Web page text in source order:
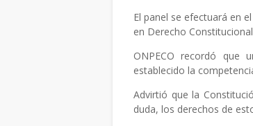
El panel se efectuará en
en Derecho
ONPECO recordó que
establecido la
Advirtió que la
duda, los derechos de